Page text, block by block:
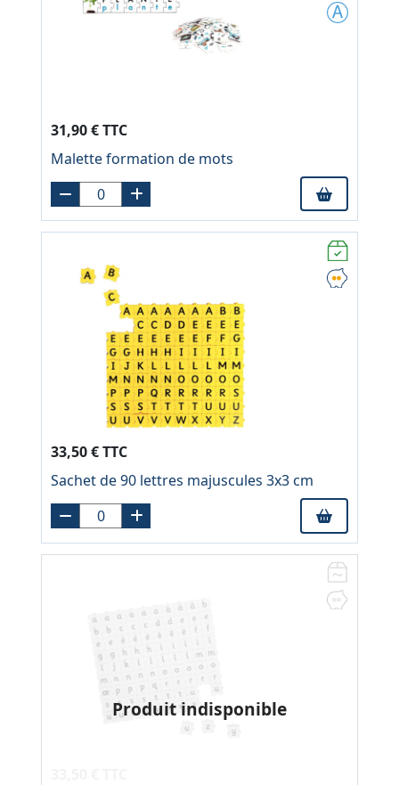
31,90 € TTC
Malette formation de mots
33,50 € TTC
Sachet de 90 lettres majuscules 3x3 cm
Produit indisponible